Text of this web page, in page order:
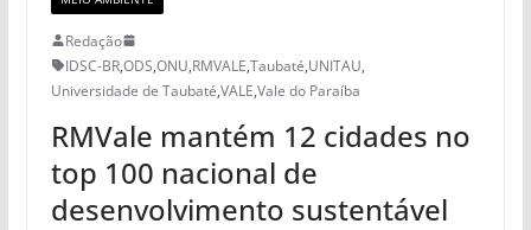
Redação
IDSC-BR,ODS,ONU,RMVALE,Taubaté,UNITAU,
Universidade de Taubaté,VALE,Vale do Paraíba
RMVale mantém 12 cidades no
top 100 nacional de
desenvolvimento sustentável